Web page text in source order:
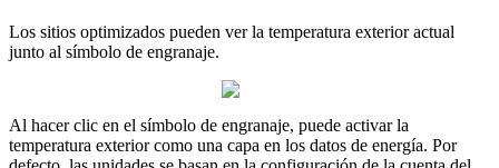
Los sitios optimizados pueden ver la temperatura exterior actual
junto al símbolo de engranaje.
Al hacer clic en el símbolo de engranaje, puede activar la
temperatura exterior como una capa en los datos de energía. Por